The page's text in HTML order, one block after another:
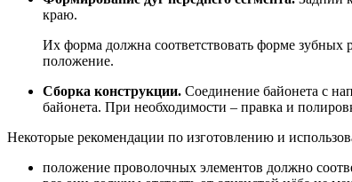
краю.
Их форма должна соответствовать форме зубных
положение.
Сборка конструкции. Соединение байонета с
байонета. При необходимости – правка и
Некоторые рекомендации по изготовлению и
положение проволочных элементов должно